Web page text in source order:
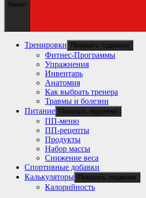
Меню
Тренировки Показать подменю
Фитнес-Программы
Упражнения
Инвентарь
Анатомия
Как выбрать тренера
Травмы и болезни
Питание
Показать подменю
ПП-меню
ПП-рецепты
Продукты
Набор массы
Снижение веса
Спортивные добавки
Калькуляторы
Показать подменю
Калорийность